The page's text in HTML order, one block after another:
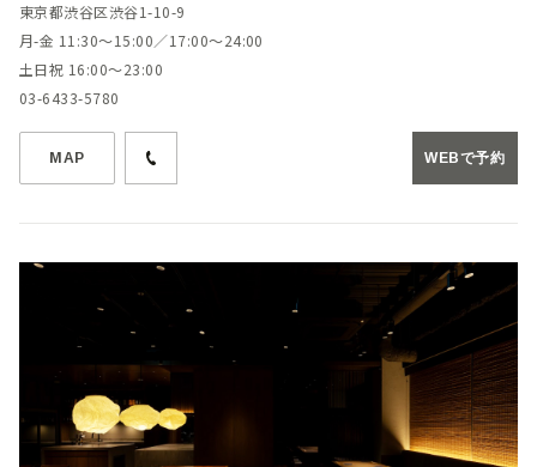
東京都渋谷区渋谷1-10-9
月-金 11:30～15:00／17:00～24:00
土日祝 16:00～23:00
03-6433-5780
MAP WEBで予約